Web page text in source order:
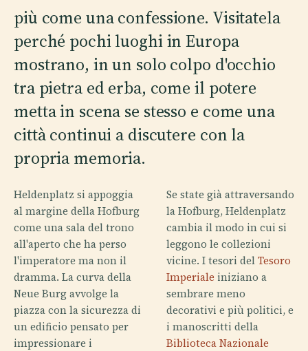
più come una confessione. Visitatela
perché pochi luoghi in Europa
mostrano, in un solo colpo d'occhio
tra pietra ed erba, come il potere
metta in scena se stesso e come una
città continui a discutere con la
propria memoria.
Heldenplatz si appoggia
al margine della Hofburg
come una sala del trono
all'aperto che ha perso
l'imperatore ma non il
dramma. La curva della
Neue Burg avvolge la
piazza con la sicurezza di
un edificio pensato per
impressionare i
Se state già attraversando
la Hofburg, Heldenplatz
cambia il modo in cui si
leggono le collezioni
vicine. I tesori delTesoro
Imperiale iniziano a
sembrare meno
decorativi e più politici, e
i manoscritti della
Biblioteca Nazionale